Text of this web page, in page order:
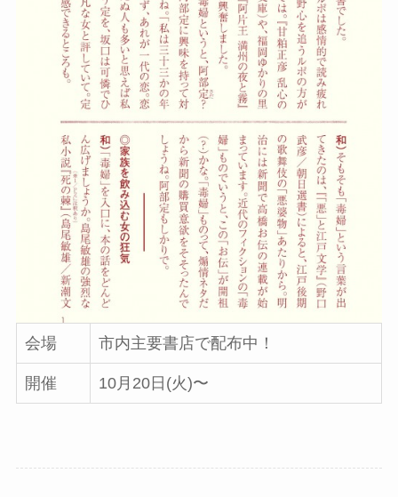
会場 市内主要書店で配布中！
開催 10月20日(火)〜